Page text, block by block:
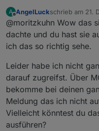
A
Offline
AngelLuckschrieb am 21.
zuletzt editiert
@moritzkuhn Wow das
dachte und du hast sie
ich das so richtig sehe.
Leider habe ich nicht
darauf zugreifst. Über
bekomme bei deinen
Meldung das ich nicht
Vielleicht könntest du
ausführen?